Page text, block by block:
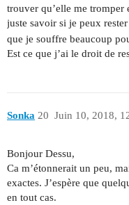
trouver qu’elle me
juste savoir si je peux
que je souffre beaucoup
Est ce que j’ai le droit de
Sonka Juin 10, 2018,
20
Bonjour Dessu,
Ca m’étonnerait un peu,
exactes. J’espère que
en tout cas.